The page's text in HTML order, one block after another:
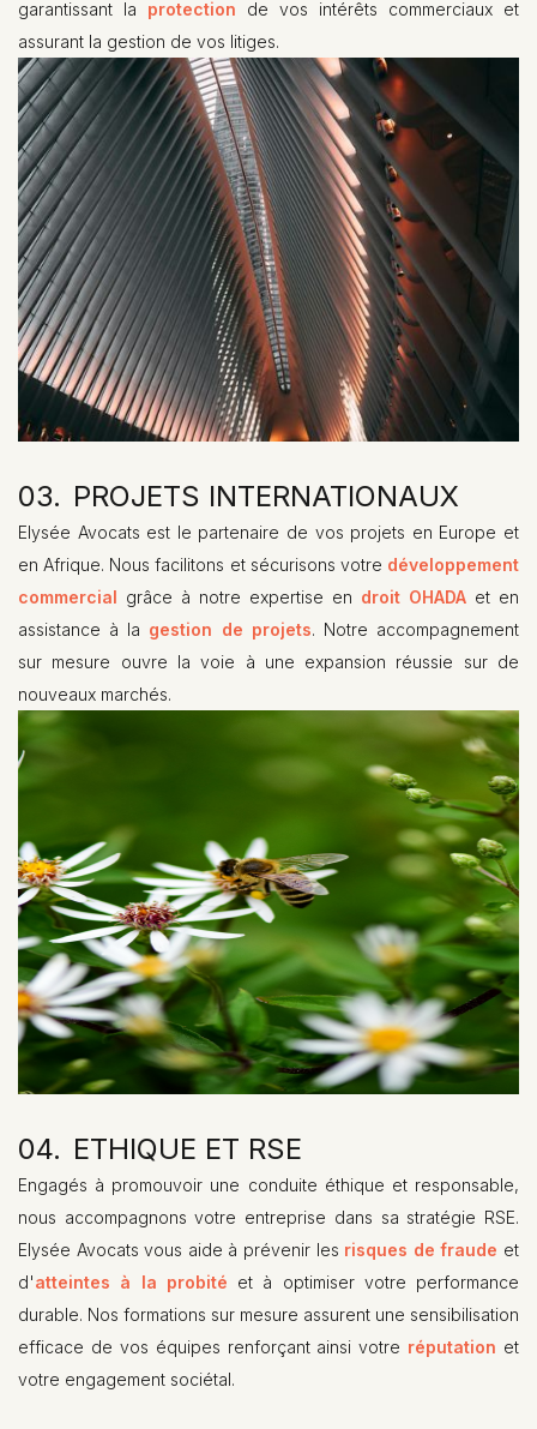
garantissant la protection de vos intérêts commerciaux et
assurant la gestion de vos litiges.
03.
01.
PROJETS INTERNATIONAUX
HEADING
Elysée Avocats est le partenaire de vos projets en Europe et
en Afrique. Nous facilitons et sécurisons votre développement
commercial grâce à notre expertise en droit OHADA et en
assistance à la gestion de projets. Notre accompagnement
sur mesure ouvre la voie à une expansion réussie sur de
nouveaux marchés.
04.
01.
ETHIQUE ET RSE
HEADING
Engagés à promouvoir une conduite éthique et responsable,
nous accompagnons votre entreprise dans sa stratégie RSE.
Elysée Avocats vous aide à prévenir les risques de fraude et
d'atteintes à la probité et à optimiser votre performance
durable. Nos formations sur mesure assurent une sensibilisation
efficace de vos équipes renforçant ainsi votre réputation et
votre engagement sociétal.